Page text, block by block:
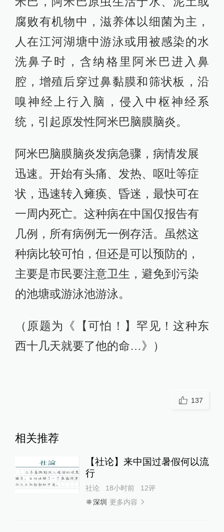
腐败有机物中，滋养体以细菌为主，
人在江河湖塘中游泳或用被感染的水
洗鼻子时，含纳格里阿米巴进入鼻
腔，增殖后穿过鼻黏膜和筛状板，沿
嗅神经上行入脑，侵入中枢神经系
统，引起原发性阿米巴脑膜脑炎。
阿米巴脑膜脑炎发病急骤，病情发展
迅速。开始有头痛、发热、呕吐等症
状，迅速转入瘫痪、昏迷，最快可在
一周内死亡。这种病在中国仅报告有
几例，所有病例无一例存活。虽然这
种病比较可怕，但还是可以预防的，
主要是市民要注意卫生，避免到污染
的池塘或游泳池游泳。
（原题为《【可怕！】罕见！这种东
西十几天就要了他的命…》）
137
相关推荐
【社论】来中国过暑假何以流
行
社论 18小时前 12评
深圳
更多内容